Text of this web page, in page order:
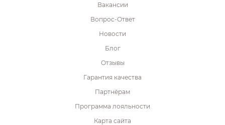
Вакансии
Вопрос-Ответ
Новости
Блог
Отзывы
Гарантия качества
Партнёрам
Программа лояльности
Карта сайта